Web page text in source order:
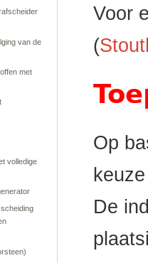
van de
met
volledige
Voor
(
Op
De